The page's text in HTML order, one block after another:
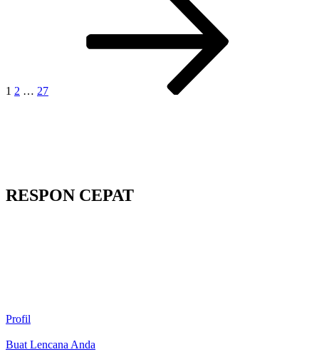
1 2 … 27
RESPON CEPAT
Profil
Buat Lencana Anda